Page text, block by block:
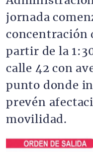
jornada
concentración
partir de la
calle 42 con
punto donde
prevén
movilidad.
Imagen